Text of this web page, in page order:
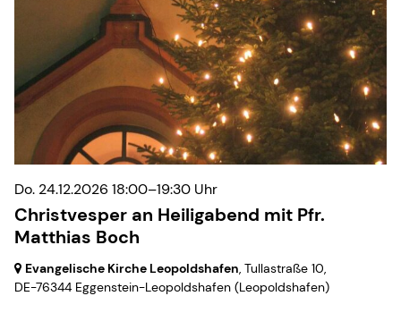
Do. 24.12.2026 18:00–19:30 Uhr
Christvesper an Heiligabend mit Pfr.
Matthias Boch
Evangelische Kirche Leopoldshafen, Tullastraße 10,
DE-76344 Eggenstein-Leopoldshafen (Leopoldshafen)